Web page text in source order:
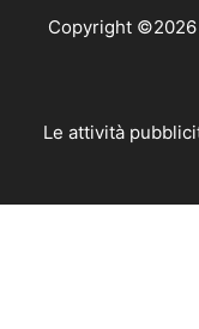
Copyright
Le attività